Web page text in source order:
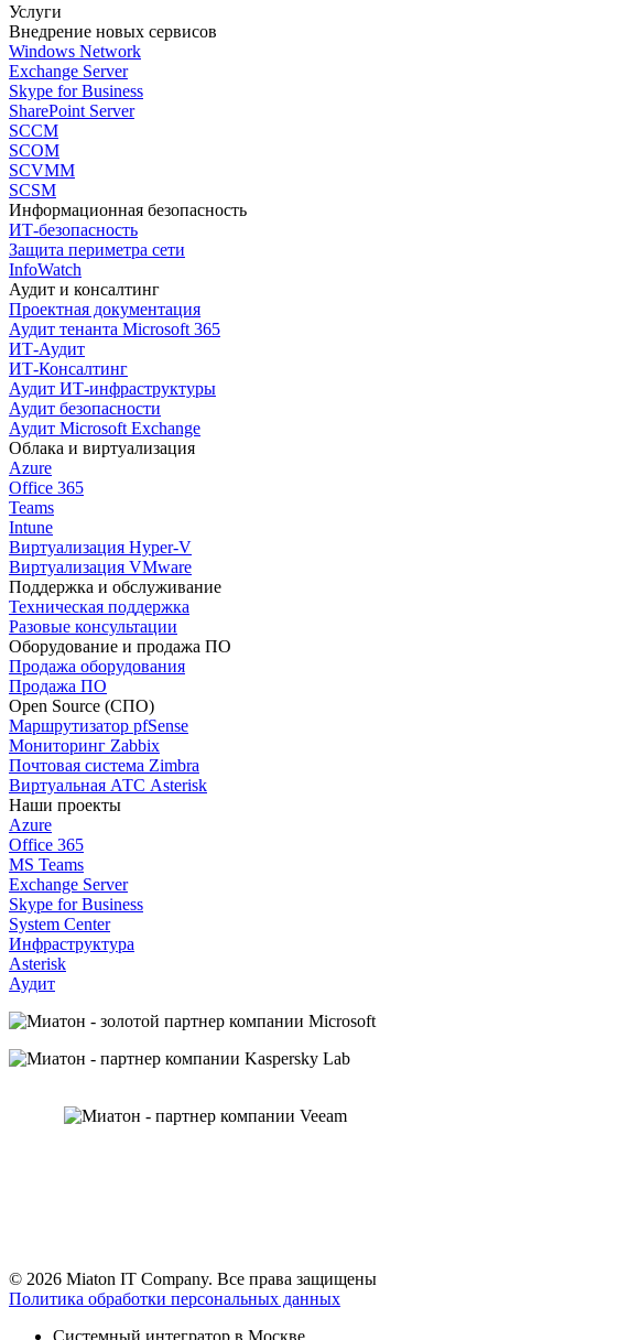
Услуги
Внедрение новых сервисов
Windows Network
Exchange Server
Skype for Business
SharePoint Server
SCCM
SCOM
SCVMM
SCSM
Информационная безопасность
ИТ-безопасность
Защита периметра сети
InfoWatch
Аудит и консалтинг
Проектная документация
Аудит тенанта Microsoft 365
ИТ-Аудит
ИТ-Консалтинг
Аудит ИТ-инфраструктуры
Аудит безопасности
Аудит Microsoft Exchange
Облака и виртуализация
Azure
Office 365
Teams
Intune
Виртуализация Hyper-V
Виртуализация VMware
Поддержка и обслуживание
Техническая поддержка
Разовые консультации
Оборудование и продажа ПО
Продажа оборудования
Продажа ПО
Open Source (СПО)
Маршрутизатор pfSense
Мониторинг Zabbix
Почтовая система Zimbra
Виртуальная АТС Asterisk
Наши проекты
Azure
Office 365
MS Teams
Exchange Server
Skype for Business
System Center
Инфраструктура
Asterisk
Аудит
© 2026 Miaton IT Company. Все права защищены
Политика обработки персональных данных
Системный интегратор в Москве